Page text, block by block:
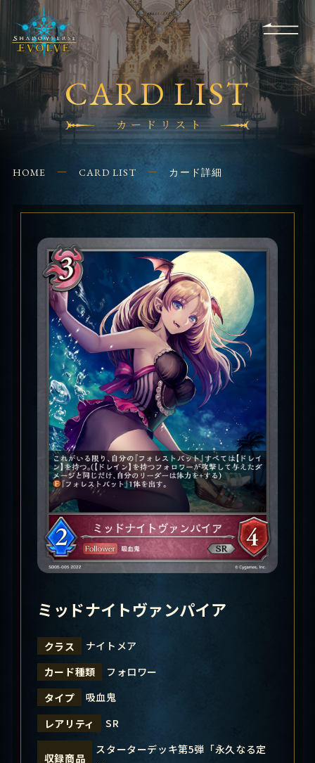
Q&A
EVENT SHOPS
FOR
BEGINNERS
APPLICATION
CONTACT
CARD LIST
カードリスト
HOME CARD LIST カード詳細
ミッドナイトヴァンパイア
クラス
ナイトメア
カード種類
フォロワー
タイプ
吸血鬼
レアリティ
SR
収録商品
スターターデッキ第5弾「永久なる定